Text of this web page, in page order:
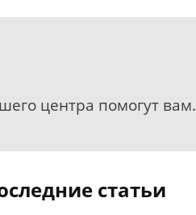
центра помогут вам.
статьи